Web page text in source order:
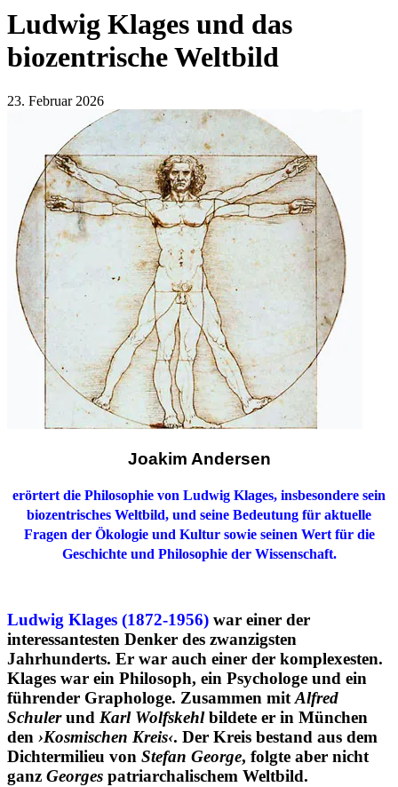
Ludwig Klages und das
biozentrische Weltbild
23. Februar 2026
Joakim Andersen
erörtert die Philosophie von Ludwig Klages, insbesondere sein
biozentrisches Weltbild, und seine Bedeutung für aktuelle
Fragen der Ökologie und Kultur sowie seinen Wert für die
Geschichte und Philosophie der Wissenschaft.
Ludwig Klages (1872-1956) war einer der
interessantesten Denker des zwanzigsten
Jahrhunderts. Er war auch einer der komplexesten.
Klages war ein Philosoph, ein Psychologe und ein
führender Graphologe. Zusammen mit Alfred
Schulerund Karl Wolfskehlbildete er in München
den ›Kosmischen Kreis‹. Der Kreis bestand aus dem
Dichtermilieu von Stefan George, folgte aber nicht
ganz Georges patriarchalischem Weltbild.